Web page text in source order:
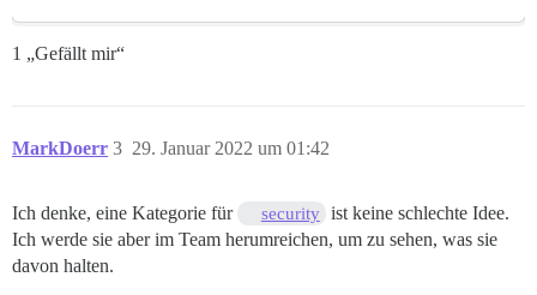
1 „Gefällt mir“
MarkDoerr 29. Januar 2022 um 01:42
3
Ich denke, eine Kategorie für security ist keine schlechte Idee.
Ich werde sie aber im Team herumreichen, um zu sehen, was sie
davon halten.